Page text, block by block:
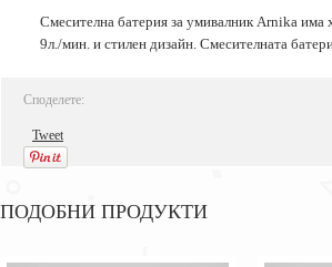
Смесителна батерия за умивалник Arnika
9л./мин. и стилен дизайн. Смесителната
Споделете:
Tweet
ПОДОБНИ ПРОДУКТИ